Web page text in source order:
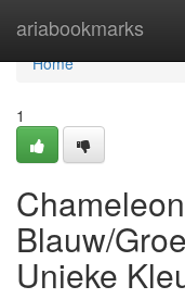
ariabookmarks
Home
Home
1
Blauw/
Unieke